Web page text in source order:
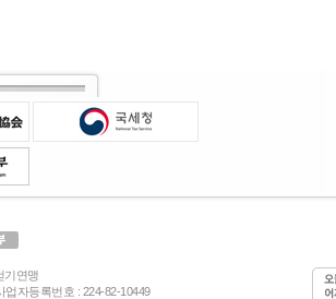
기연맹
업자등록번호 : 224-82-10449